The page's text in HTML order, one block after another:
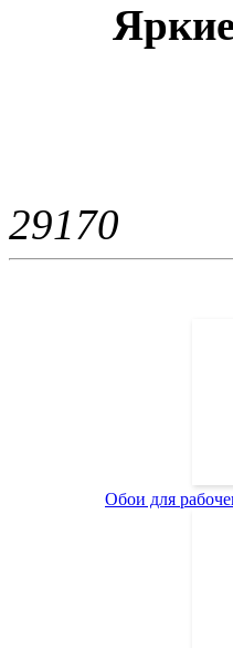
29170
Обои для